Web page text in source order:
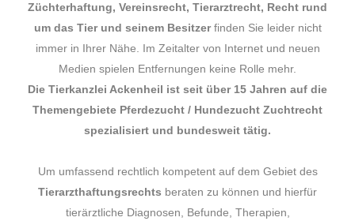
Züchterhaftung, Vereinsrecht, Tierarztrecht, Recht rund
um das Tier und seinem Besitzerfinden Sie leider nicht
immer in Ihrer Nähe. Im Zeitalter von Internet und neuen
Medien spielen Entfernungen keine Rolle mehr.
Die Tierkanzlei Ackenheil ist seit über 15 Jahren auf die
Themengebiete Pferdezucht / Hundezucht Zuchtrecht
spezialisiert und bundesweit tätig.
Um umfassend rechtlich kompetent auf dem Gebiet des
Tierarzthaftungsrechts beraten zu können und hierfür
tierärztliche Diagnosen, Befunde, Therapien,